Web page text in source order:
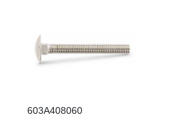
603A408060